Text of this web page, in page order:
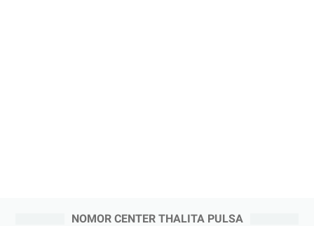
NOMOR CENTER THALITA PULSA